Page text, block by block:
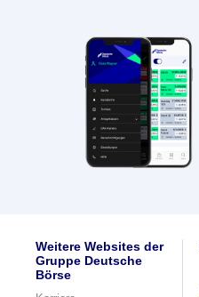
Weitere Websites der
Gruppe Deutsche
Börse